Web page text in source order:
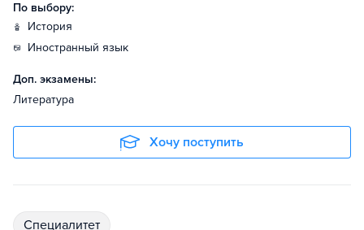
По выбору:
история
иностранный язык
Доп. экзамены:
Литература
Хочу поступить
специалитет